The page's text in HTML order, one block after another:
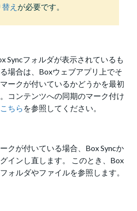
え が必要です。
Syncフォルダが表示されているも
場合は、Boxウェブアプリ上でそ
ークが付いているかどうかを最初
コンテンツへの同期のマーク付け
こちら を参照してください。
クが付いている場合、Box Syncか
インし直します。 このとき、Box
ォルダやファイルを参照します。